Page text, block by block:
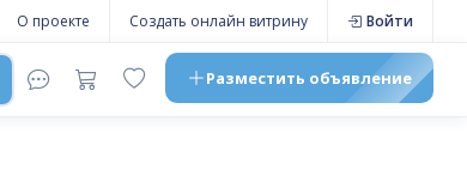
О проекте Создать онлайн витрину Войти
Разместить объявление